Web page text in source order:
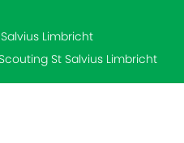
Limbricht
St Salvius Limbricht